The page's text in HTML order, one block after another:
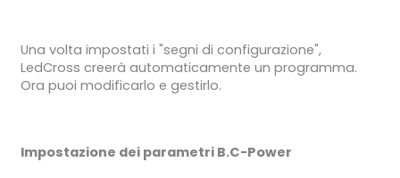
Una volta impostati i "segni di configurazione",
LedCross creerà automaticamente un programma.
Ora puoi modificarlo e gestirlo.
Impostazione dei parametri B.C-Power